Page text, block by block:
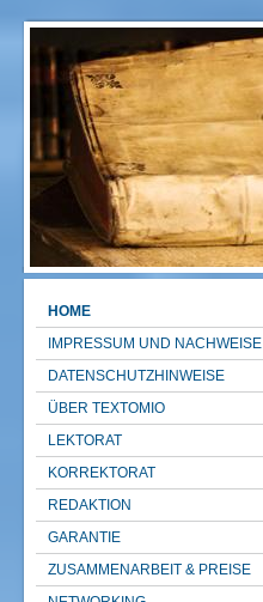
HOME
IMPRESSUM UND NACHWEISE
DATENSCHUTZHINWEISE
ÜBER TEXTOMIO
LEKTORAT
KORREKTORAT
REDAKTION
GARANTIE
ZUSAMMENARBEIT & PREISE